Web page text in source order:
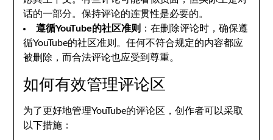
话的一部分。保持评论的连贯性是必要的。
遵循YouTube的社区准则
：在删除评论时，确保遵
循YouTube的社区准则。任何不符合规定的内容都应
被删除，而合法评论也应受到尊重。
如何有效管理评论区
为了更好地管理YouTube的评论区，创作者可以采取
以下措施：